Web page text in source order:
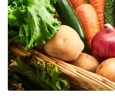
し
特
別
で
あ
る
–